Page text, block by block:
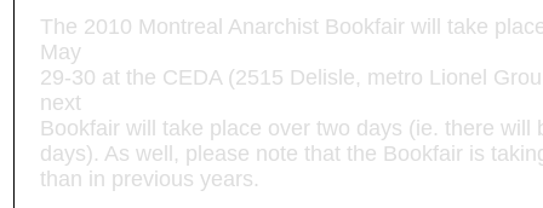
The 2010 Montreal Anarchist Bookfair will take
May
29-30 at the CEDA (2515 Delisle, metro Lionel
next
Bookfair will take place over two days (ie. there will
days). As well, please note that the Bookfair is
than in previous years.